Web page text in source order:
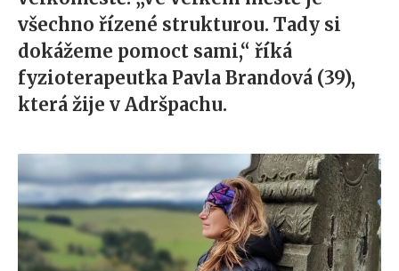
všechno řízené strukturou. Tady si
dokážeme pomoct sami,“ říká
fyzioterapeutka Pavla Brandová (39),
která žije v Adršpachu.